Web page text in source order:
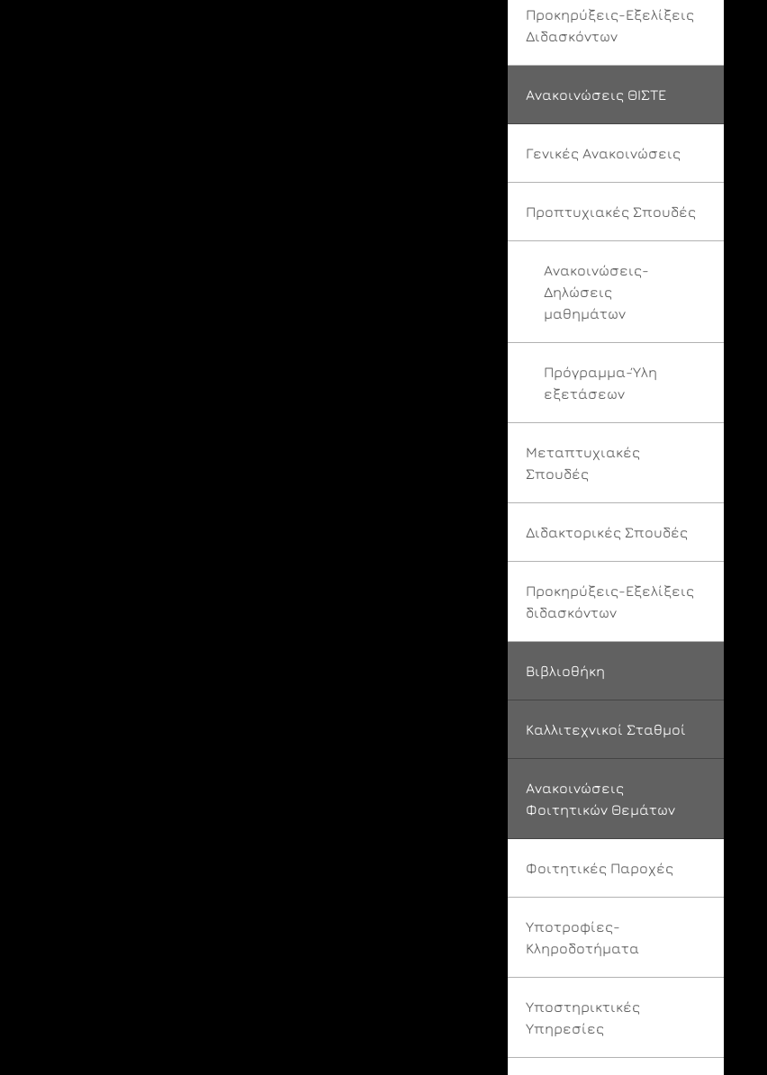
Προκηρύξεις-Εξελίξεις
Διδασκόντων
Ανακοινώσεις ΘΙΣΤΕ
Γενικές Ανακοινώσεις
Προπτυχιακές Σπουδές
Ανακοινώσεις-
Δηλώσεις
μαθημάτων
Πρόγραμμα-Ύλη
εξετάσεων
Μεταπτυχιακές
Σπουδές
Διδακτορικές Σπουδές
Προκηρύξεις-Εξελίξεις
διδασκόντων
Βιβλιοθήκη
Καλλιτεχνικοί Σταθμοί
Ανακοινώσεις
Φοιτητικών Θεμάτων
Φοιτητικές Παροχές
Υποτροφίες-
Κληροδοτήματα
Υποστηρικτικές
Υπηρεσίες